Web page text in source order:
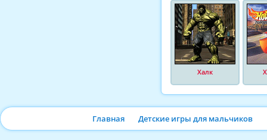
Халк
Главная Детские игры для мальчиков